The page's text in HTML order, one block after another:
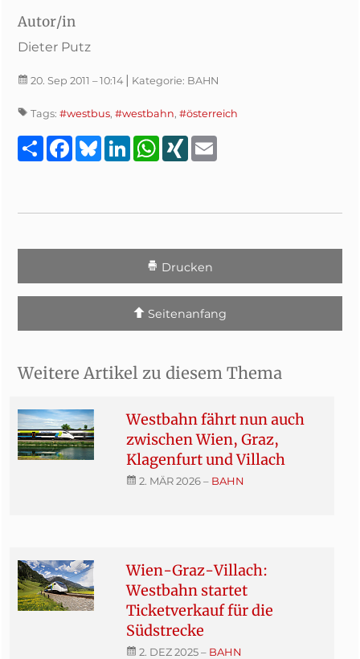
Autor/in
Dieter Putz
20. Sep 2011 – 10:14 | Kategorie: BAHN
Tags: #westbus, #westbahn, #österreich
TeilenFacebook
BlueskyLinkedInWhatsApp
XING
Drucken
Seitenanfang
Weitere Artikel zu diesem Thema
Westbahn fährt nun auch
zwischen Wien, Graz,
Klagenfurt und Villach
2. MÄR 2026– BAHN
Wien-Graz-Villach:
Westbahn startet
Ticketverkauf für die
Südstrecke
2. DEZ 2025– BAHN